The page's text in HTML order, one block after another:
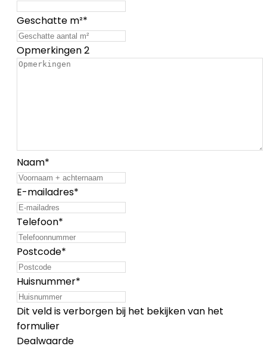
Geschatte m²*
Opmerkingen 2
Naam*
E-mailadres*
Telefoon*
Postcode*
Huisnummer*
Dit veld is verborgen bij het bekijken van het
formulier
Dealwaarde